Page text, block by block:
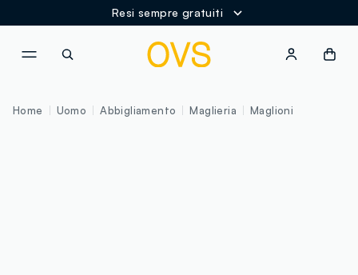
Resi sempre gratuiti
Home Uomo Abbigliamento Maglieria Maglioni